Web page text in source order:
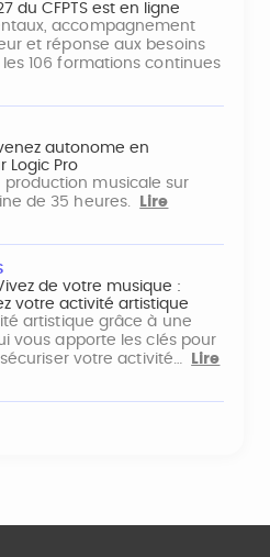
du CFPTS est en ligne
accompagnement
et réponse aux besoins
106 formations continues
autonome en
Logic Pro
musicale sur
de 35 heures.
Lire
de votre musique :
votre activité artistique
artistique grâce à une
vous apporte les clés pour
votre activité…
Lire